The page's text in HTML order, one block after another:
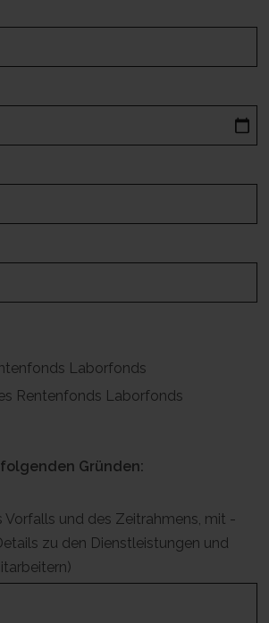
Laborfonds
Rentenfonds Laborfonds
Gründen:
Vorfalls und des Zeitrahmens, mit -
zu den Dienstleistungen und